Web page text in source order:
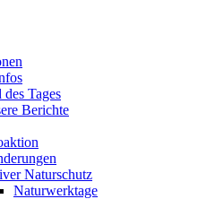
Tages
Berichte
Naturschutz
Naturwerktage